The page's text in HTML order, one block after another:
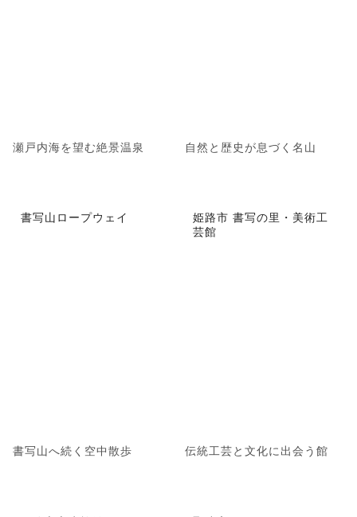
瀬戸内海を望む絶景温泉 自然と歴史が息づく名山
書写山ロープウェイ
書写山へ続く空中散歩
姫路市 書写の里・美術工
芸館
伝統工芸と文化に出会う館